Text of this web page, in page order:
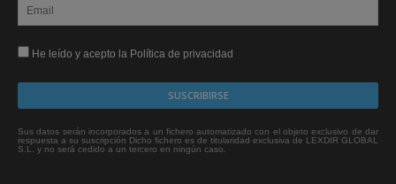
He leído y acepto la Política de privacidad
Sus datos serán incorporados a un fichero automatizado con el objeto exclusivo de dar
respuesta a su suscripción Dicho fichero es de titularidad exclusiva de LEXDIR GLOBAL
S.L. y no será cedido a un tercero en ningún caso.